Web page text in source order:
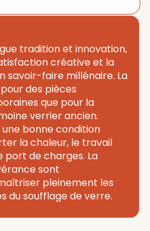
tradition et innovation,
créative et la
savoir-faire millénaire. La
des pièces
que pour la
verrier ancien.
bonne condition
la chaleur, le travail
de charges. La
sont
pleinement les
du soufflage de verre.